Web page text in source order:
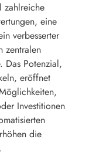
zahlreiche
eine
verbesserter
zentralen
Das Potenzial,
eröffnet
Investitionen
die